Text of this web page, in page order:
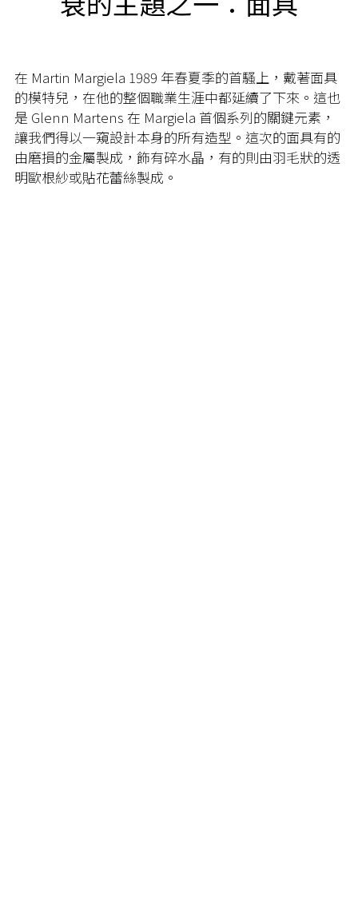
在 Martin Margiela 1989 年春夏季的首騷上，戴著面具
的模特兒，在他的整個職業生涯中都延續了下來。這也
是 Glenn Martens 在 Margiela 首個系列的關鍵元素，
讓我們得以一窺設計本身的所有造型。這次的面具有的
由磨損的金屬製成，飾有碎水晶，有的則由羽毛狀的透
明歐根紗或貼花蕾絲製成。